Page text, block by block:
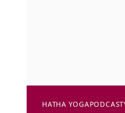
HATHA YOGAPODCAST